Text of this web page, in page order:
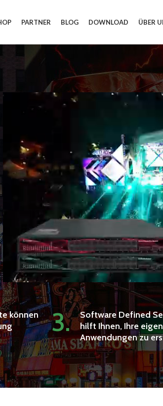
PARTNER BLOG DOWNLOAD ÜBER
können
3.
Software Defined
hilft Ihnen, Ihre
Anwendungen zu